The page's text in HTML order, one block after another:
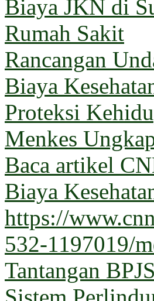
Biaya JKN di
Rumah Sakit
Rancangan
Biaya
Proteksi
Menkes
Baca artikel
Biaya
https://
532-1197019/
Tantangan